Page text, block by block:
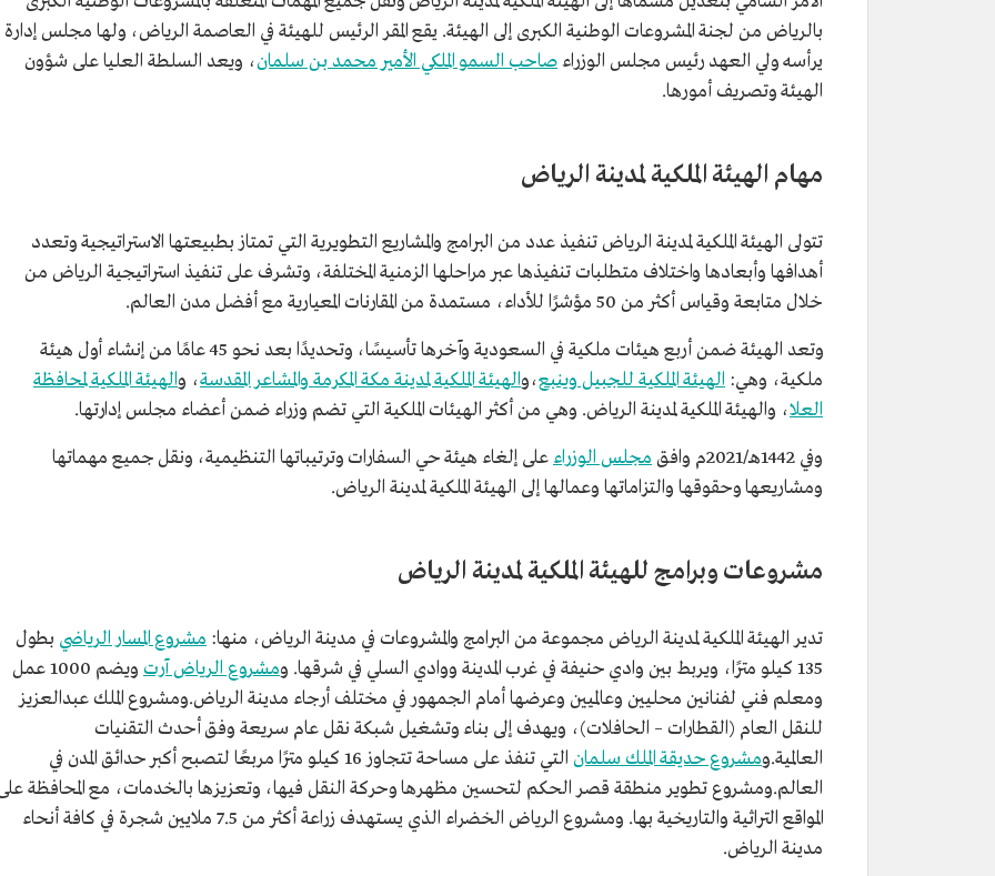
بالرياض من لجنة المشروعات الوطنية الكبرى إلى الهيئة. يقع المقر الرئيس للهيئة في العاصمة الرياض، ولها مجلس إدارة
يرأسه ولي العهد رئيس مجلس الوزراءصاحب السمو الملكي الأمير محمد بن سلمان، ويعد السلطة العليا على شؤون
الهيئة وتصريف أمورها.
مهام الهيئة الملكية لمدينة الرياض
تتولى الهيئة الملكية لمدينة الرياض تنفيذ عدد من البرامج والمشاريع التطويرية التي تمتاز بطبيعتها الاستراتيجية وتعدد
أهدافها وأبعادها واختلاف متطلبات تنفيذها عبر مراحلها الزمنية المختلفة، وتشرف على تنفيذ استراتيجية الرياض من
خلال متابعة وقياس أكثر من 50 مؤشرًا للأداء، مستمدة من المقارنات المعيارية مع أفضل مدن العالم.
وتعد الهيئة ضمن أربع هيئات ملكية في السعودية وآخرها تأسيسًا، وتحديدًا بعد نحو 45 عامًا من إنشاء أول هيئة
ملكية، وهي: الهيئة الملكية للجبيل وينبع،والهيئة الملكية لمدينة مكة المكرمة والمشاعر المقدسة، والهيئة الملكية لمحافظة
العلا، والهيئة الملكية لمدينة الرياض. وهي من أكثر الهيئات الملكية التي تضم وزراء ضمن أعضاء مجلس إدارتها.
وفي 1442هـ/2021م وافق مجلس الوزراءعلى إلغاء هيئة حي السفارات وترتيباتها التنظيمية، ونقل جميع مهماتها
ومشاريعها وحقوقها والتزاماتها وعمالها إلى الهيئة الملكية لمدينة الرياض.
مشروعات وبرامج للهيئة الملكية لمدينة الرياض
تدير الهيئة الملكية لمدينة الرياض مجموعة من البرامج والمشروعات في مدينة الرياض، منها: مشروع المسار الرياضي بطول
135 كيلو مترًا، ويربط بين وادي حنيفة في غرب المدينة ووادي السلي في شرقها. و
مشروع الرياض آرت
ويضم 1000 عمل
ومعلم فني لفنانين محليين وعالميين وعرضها أمام الجمهور في مختلف أرجاء مدينة الرياض.ومشروع الملك عبدالعزيز
للنقل العام (القطارات – الحافلات)، ويهدف إلى بناء وتشغيل شبكة نقل عام سريعة وفق أحدث التقنيات
العالمية.ومشروع حديقة الملك سلمان
التي تنفذ على مساحة تتجاوز 16 كيلو مترًا مربعًا لتصبح أكبر حدائق المدن في
العالم.ومشروع تطوير منطقة قصر الحكم لتحسين مظهرها وحركة النقل فيها، وتعزيزها بالخدمات، مع المحافظة
المواقع التراثية والتاريخية بها. ومشروع الرياض الخضراء الذي يستهدف زراعة أكثر من 7.5 ملايين شجرة في كافة أنحاء
مدينة الرياض.